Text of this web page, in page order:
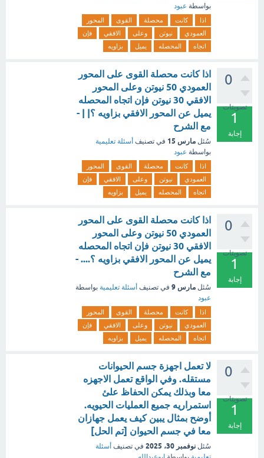
بواسطة عبود
اذا كانت محصلة القوى
المحور
العمودي
نيوتن وعلى الافقي
فإن
اتجاه
المحصله يميل بزاويه
0
تصويتات
1
إجابة
اذا كانت محصلة القوى على المحور
العمودي 50 نيوتن وعلى المحور
الافقي 30 نيوتن فإن اتجاه المحصله
يميل عن المحور الافقي بزاويه ؟| | -
مع الشرح
سُئل مارس 15 في تصنيف أسئلة تعليمية
بواسطة عبود
اذا كانت محصلة القوى
المحور
العمودي
نيوتن وعلى الافقي
فإن
اتجاه
المحصله يميل بزاويه
0
تصويتات
1
إجابة
اذا كانت محصلة القوى على المحور
العمودي 50 نيوتن وعلى المحور
الافقي 30 نيوتن فإن اتجاه المحصله
يميل عن المحور الافقي بزاويه ؟.... -
مع الشرح
سُئل مارس 9 في تصنيف أسئلة تعليمية بواسطة
عبود
اذا كانت محصلة القوى
المحور
العمودي
نيوتن وعلى الافقي
فإن
اتجاه
المحصله يميل بزاويه
0
تصويتات
1
إجابة
لا تعمل اجهزة جسم الحيوانات
مستقله. وفي الواقع تعمل الاجهزه
معا وبذلك يمكن الحفاظ علئ
استمراريه جميع العمليات الحيويه.
أوضح بمثال يبين كيف يعمل جهازان
معا في جسم الحيوان [تم الحل]
سُئل نوفمبر 30، 2025 في تصنيف أسئلة